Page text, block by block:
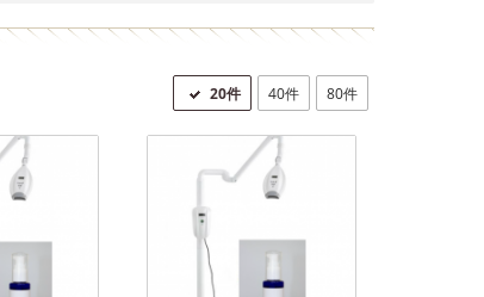
20件 40件 80件